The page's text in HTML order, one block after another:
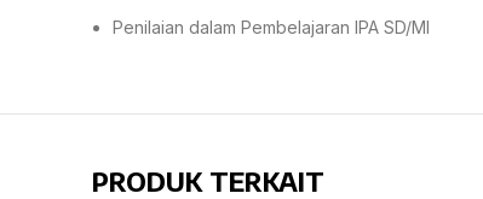
Penilaian dalam Pembelajaran IPA SD/MI
PRODUK TERKAIT